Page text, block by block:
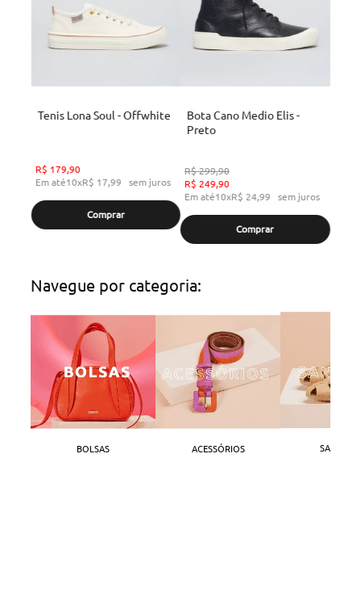
Tenis Lona Soul - Offwhite
R$ 179,90
Em até10xR$ 17,99 sem juros
Comprar
Bota Cano Medio Elis -
Preto
R$299,90
R$ 249,90
Em até10xR$ 24,99 sem juros
Comprar
Navegue por categoria:
BOLSAS ACESSÓRIOS